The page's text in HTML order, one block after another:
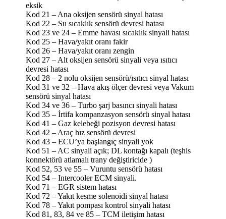
eksik
Kod 21 – Ana oksijen sensörü sinyal hatası
Kod 22 – Su sıcaklık sensörü devresi hatası
Kod 23 ve 24 –Emme havası sıcaklık sinyali hatası
Kod 25 –Hava/yakıt oranı fakir
Kod 26 –Hava/yakıt oranı zengin
Kod 27 – Alt oksijen sensörü sinyali veya ısıtıcı
devresi hatası
Kod 28 – 2 nolu oksijen sensörü/ısıtıcı sinyal hatası
Kod 31 ve 32 –Hava akış ölçer devresi veya Vakum
sensörü sinyal hatası
Kod 34 ve 36 –Turbo şarj basıncı sinyali hatası
Kod 35 –İrtifa kompanzasyon sensörü sinyal hatası
Kod 41 –Gaz kelebeği pozisyon devresi hatası
Kod 42 – Araç hız sensörü devresi
Kod 43 –ECU’ya başlangıç sinyali yok
Kod 51 – AC sinyali açık; DL kontağı kapalı (teşhis
konnektörü atlamalı trany değiştiricide )
Kod 52, 53 ve 55 –Vuruntu sensörü hatası
Kod 54 – Intercooler ECM sinyali.
Kod 71 – EGR sistem hatası
Kod 72 –Yakıt kesme solenoidi sinyal hatası
Kod 78 –Yakıt pompası kontrol sinyali hatası
Kod 81, 83, 84 ve 85 –TCM iletişim hatası